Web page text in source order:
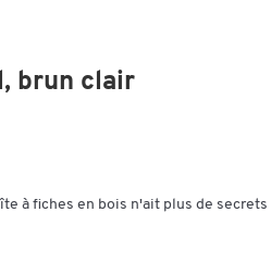
brun clair
à fiches en bois n'ait plus de secrets